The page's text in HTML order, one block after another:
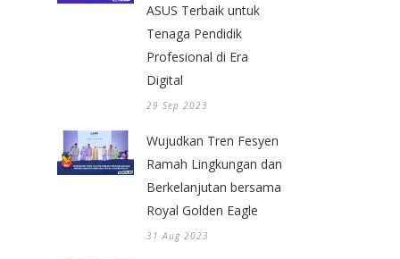
ASUS Terbaik untuk
Tenaga Pendidik
Profesional di Era
Digital
29 Sep 2023
Wujudkan Tren Fesyen
Ramah Lingkungan dan
Berkelanjutan bersama
Royal Golden Eagle
31 Aug 2023